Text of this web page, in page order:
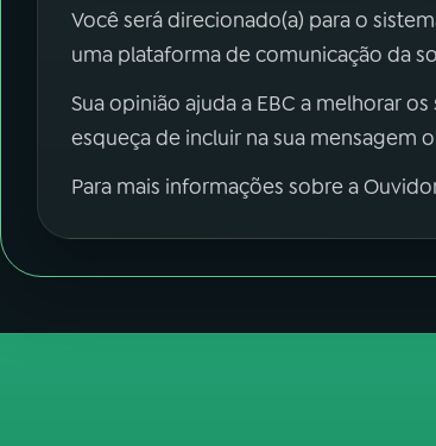
Você será direcionado(a) para o
uma plataforma de comunicação da
Sua opinião ajuda a EBC a melhorar
esqueça de incluir na sua mensagem
Para mais informações sobre a